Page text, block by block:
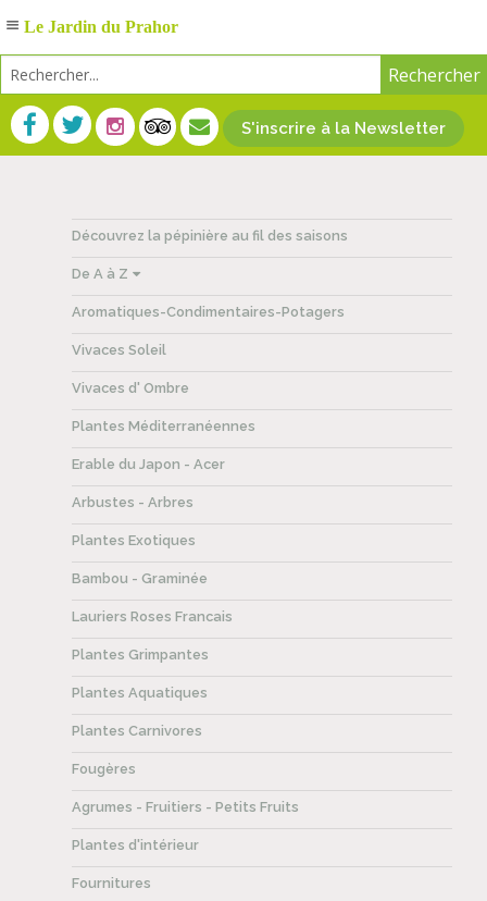
S'inscrire à la Newsletter
Découvrez la pépinière au fil des saisons
De A à Z
Aromatiques-Condimentaires-Potagers
Vivaces Soleil
Vivaces d' Ombre
Plantes Méditerranéennes
Erable du Japon - Acer
Arbustes - Arbres
Plantes Exotiques
Bambou - Graminée
Lauriers Roses Francais
Plantes Grimpantes
Plantes Aquatiques
Plantes Carnivores
Fougères
Agrumes - Fruitiers - Petits Fruits
Plantes d'intérieur
Fournitures
Le Jardin du Prahor